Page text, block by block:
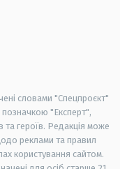
словами "Спецпроєкт"
позначкою "Експерт",
та героїв. Редакція може
реклами та правил
користування сайтом.